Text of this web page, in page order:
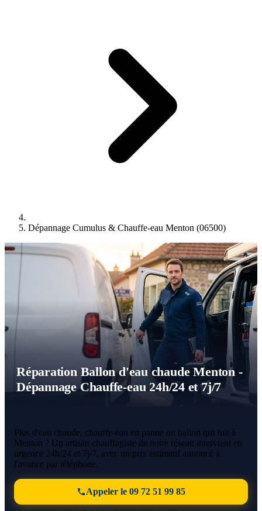
Dépannage Cumulus & Chauffe-eau Menton (06500)
Réparation Ballon d'eau chaude Menton -
Dépannage Chauffe-eau 24h/24 et 7j/7
Plus d'eau chaude, chauffe-eau en panne ou ballon qui fuit à
Menton ? Un artisan chauffagiste de notre réseau intervient en
urgence 24h/24 et 7j/7, avec un prix estimatif annoncé à
l'avance par téléphone.
Appeler le 09 72 51 99 85